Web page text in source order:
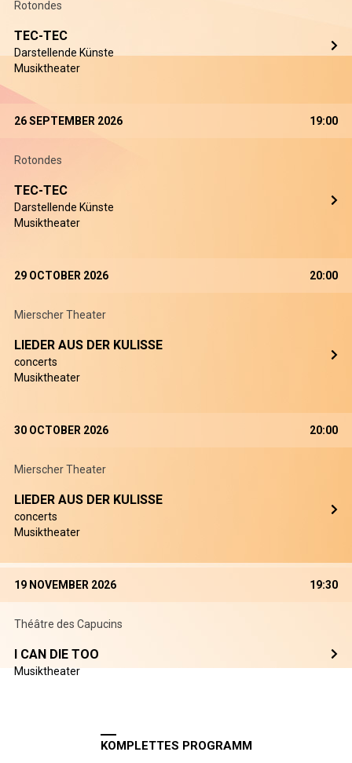
Rotondes
TEC-TEC
Darstellende Künste
Musiktheater
26 SEPTEMBER 2026 19:00
Rotondes
TEC-TEC
Darstellende Künste
Musiktheater
29 OCTOBER 2026 20:00
Mierscher Theater
LIEDER AUS DER KULISSE
concerts
Musiktheater
30 OCTOBER 2026 20:00
Mierscher Theater
LIEDER AUS DER KULISSE
concerts
Musiktheater
19 NOVEMBER 2026 19:30
Théâtre des Capucins
I CAN DIE TOO
Musiktheater
KOMPLETTES PROGRAMM